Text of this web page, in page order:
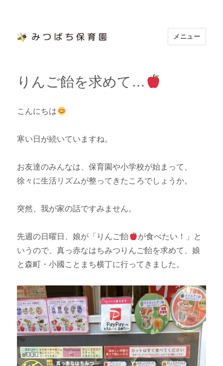
メニュー
りんご飴を求めて…
こんにちは
寒い日が続いていますね。
お友達のみんなは、保育園や小学校が始まって、
徐々に生活リズムが整ってきたころでしょうか。
突然、我が家の話ですみません。
先週の日曜日、娘が「りんご飴
が食べたい！」と
いうので、真っ赤なはちみつりんご飴を求めて、娘
と森町・小國ことまち横丁に行ってきました。